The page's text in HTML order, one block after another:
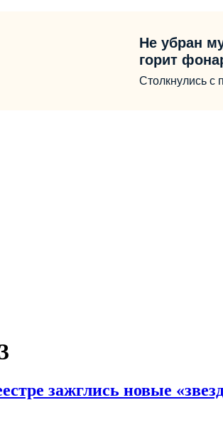
Не убран
горит
Столкнулись с
зажглись новые